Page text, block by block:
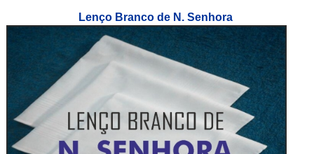
Lenço Branco de N. Senhora